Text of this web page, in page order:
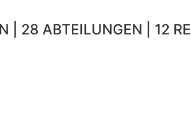
| 28 ABTEILUNGEN | 12